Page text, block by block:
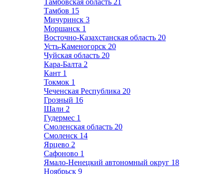
Тамбовская область 21
Тамбов 15
Мичуринск 3
Моршанск 1
Восточно-Казахстанская область 20
Усть-Каменогорск 20
Чуйская область 20
Кара-Балта 2
Кант 1
Токмок 1
Чеченская Республика 20
Грозный 16
Шали 2
Гудермес 1
Смоленская область 20
Смоленск 14
Ярцево 2
Сафоново 1
Ямало-Ненецкий автономный округ 18
Ноябрьск 9